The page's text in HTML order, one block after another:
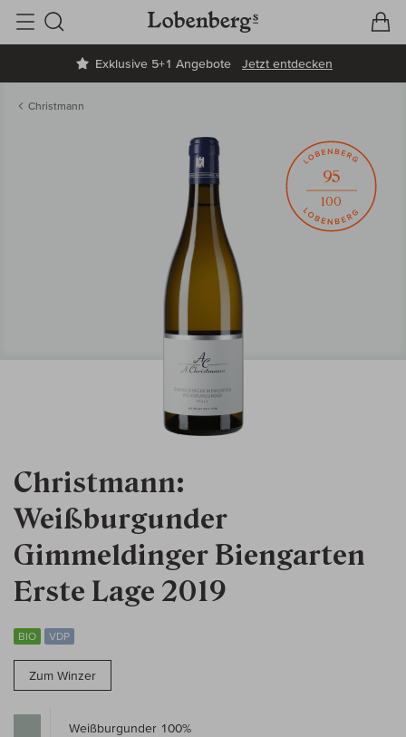
Exklusive 5+1 Angebote Jetzt entdecken
Suche
Christmann
Christmann:
Weißburgunder
Gimmeldinger Biengarten
Erste Lage 2019
BIO VDP
Zum Winzer
95
100
Weißburgunder 100%